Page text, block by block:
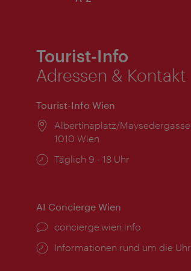
Tourist-Info
Adressen & Kontakt
Tourist-Info Wien
Ort:
Albertinaplatz/Maysedergasse
1010 Wien
Öffnungszeiten:
Täglich 9 - 18 Uhr
AI Concierge Wien
Ort:
concierge.wien.info
Öffnungszeiten:
Informationen rund um die Uhr